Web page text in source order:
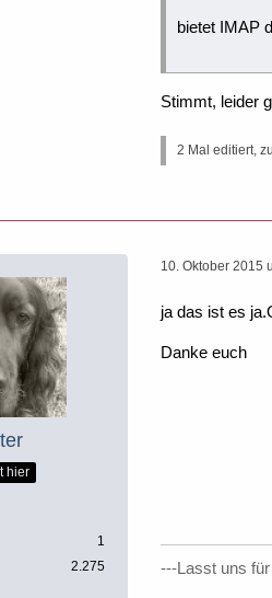
bietet IMAP
Stimmt, leider
2 Mal editiert,
hier
1
2.275
10. Oktober 2015
ja das ist es
Danke euch
---Lasst uns